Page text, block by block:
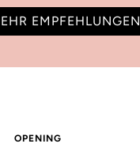
EMPFEHLUNGEN
OPENING